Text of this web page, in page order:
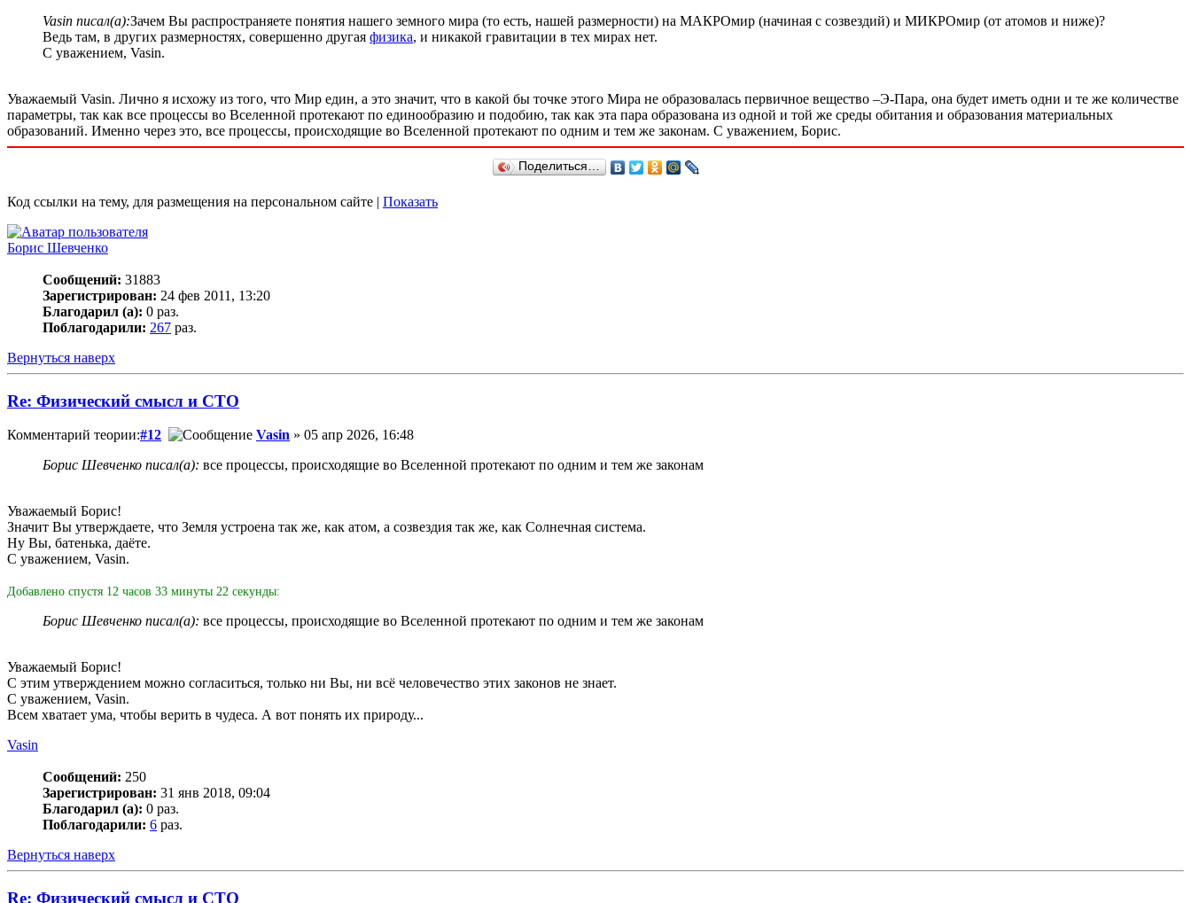
Vasin писал(а):Зачем Вы распространяете понятия нашего земного мира (то есть, нашей размерности) на МАКРОмир (начиная с созвездий) и МИКРОмир (от атомов и ниже)?
Ведь там, в других размерностях, совершенно другая физика, и никакой гравитации в тех мирах нет.
С уважением, Vasin.
Уважаемый Vasin. Лично я исхожу из того, что Мир един, а это значит, что в какой бы точке этого Мира не образовалась первичное вещество –Э-Пара, она будет иметь одни и те же количестве
параметры, так как все процессы во Вселенной протекают по единообразию и подобию, так как эта пара образована из одной и той же среды обитания и образования материальных
образований. Именно через это, все процессы, происходящие во Вселенной протекают по одним и тем же законам. С уважением, Борис.
Поделиться…
Код ссылки на тему, для размещения на персональном сайте | Показать
Борис Шевченко
Сообщений: 31883
Зарегистрирован: 24 фев 2011, 13:20
Благодарил (а): 0 раз.
Поблагодарили: 267 раз.
Вернуться наверх
Re: Физический смысл и СТО
Комментарий теории:#12 Vasin » 05 апр 2026, 16:48
Борис Шевченко писал(а): все процессы, происходящие во Вселенной протекают по одним и тем же законам
Уважаемый Борис!
Значит Вы утверждаете, что Земля устроена так же, как атом, а созвездия так же, как Солнечная система.
Ну Вы, батенька, даёте.
С уважением, Vasin.
Добавлено спустя 12 часов 33 минуты 22 секунды:
Борис Шевченко писал(а): все процессы, происходящие во Вселенной протекают по одним и тем же законам
Уважаемый Борис!
С этим утверждением можно согласиться, только ни Вы, ни всё человечество этих законов не знает.
С уважением, Vasin.
Всем хватает ума, чтобы верить в чудеса. А вот понять их природу...
Vasin
Сообщений: 250
Зарегистрирован: 31 янв 2018, 09:04
Благодарил (а): 0 раз.
Поблагодарили: 6 раз.
Вернуться наверх
Re: Физический смысл и СТО